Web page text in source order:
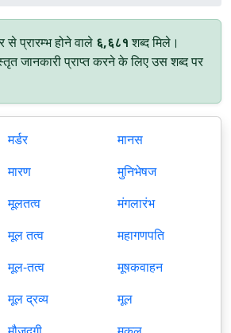
से प्रारम्भ होने वाले ६,६८१शब्द मिले।
जानकारी प्राप्त करने के लिए उस शब्द पर
मर्डर
मारण
मूलतत्व
मूल तत्व
मूल-तत्व
मूल द्रव्य
मानस
मुनिभेषज
मंगलारंभ
महागणपति
मूषकवाहन
मूल